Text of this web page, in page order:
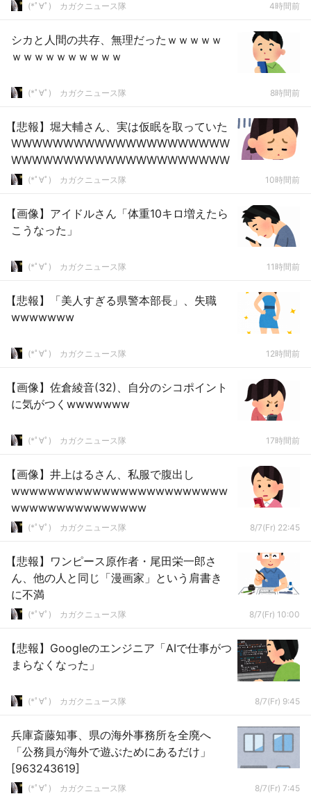
(*ﾟ∀ﾟ)ゞカガクニュース隊 4時間前
シカと人間の共存、無理だったｗｗｗｗｗ
ｗｗｗｗｗｗｗｗｗｗ
(*ﾟ∀ﾟ)ゞカガクニュース隊 8時間前
【悲報】堀大輔さん、実は仮眠を取っていた
WWWWWWWWWWWWWWWWWWWWW
WWWWWWWWWWWWWWWWWWWWW
(*ﾟ∀ﾟ)ゞカガクニュース隊 10時間前
【画像】アイドルさん「体重10キロ増えたら
こうなった」
(*ﾟ∀ﾟ)ゞカガクニュース隊 11時間前
【悲報】「美人すぎる県警本部長」、失職
wwwwwww
(*ﾟ∀ﾟ)ゞカガクニュース隊 12時間前
【画像】佐倉綾音(32)、自分のシコポイント
に気がつくwwwwwww
(*ﾟ∀ﾟ)ゞカガクニュース隊 17時間前
【画像】井上はるさん、私服で腹出し
wwwwwwwwwwwwwwwwwwwwwwww
wwwwwwwwwwwwwww
(*ﾟ∀ﾟ)ゞカガクニュース隊 8/7(Fr) 22:45
【悲報】ワンピース原作者・尾田栄一郎さ
ん、他の人と同じ「漫画家」という肩書き
に不満
(*ﾟ∀ﾟ)ゞカガクニュース隊 8/7(Fr) 10:00
【悲報】Googleのエンジニア「AIで仕事がつ
まらなくなった」
(*ﾟ∀ﾟ)ゞカガクニュース隊 8/7(Fr) 9:45
兵庫斎藤知事、県の海外事務所を全廃へ
「公務員が海外で遊ぶためにあるだけ」
[963243619]
(*ﾟ∀ﾟ)ゞカガクニュース隊 8/7(Fr) 7:45